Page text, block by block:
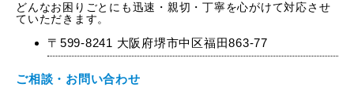
どんなお困りごとにも迅速・親切・丁寧を心がけて対応させ
ていただきます。
〒599-8241 大阪府堺市中区福田863-77
ご相談・お問い合わせ